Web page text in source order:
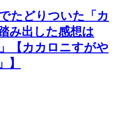
たどりついた「カ
み出した感想は
【カカロニすがや
】